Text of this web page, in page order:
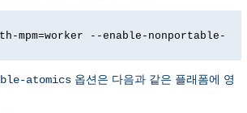
mpm=worker --enable-nonportable-
atomics 옵션은 다음과 같은 플래폼에 영